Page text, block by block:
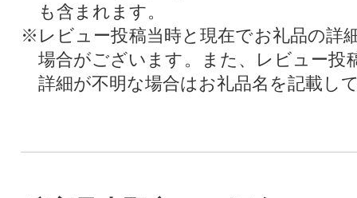
も含まれます。
※レビュー投稿当時と現在でお礼品の詳
場合がございます。また、レビュー投
詳細が不明な場合はお礼品名を記載し